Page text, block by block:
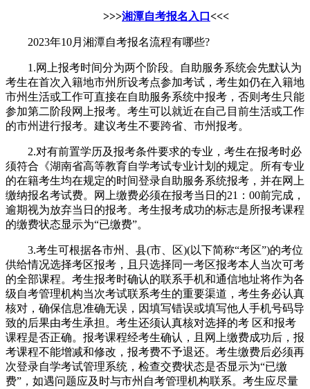
>>>湘潭自考报名入口 <<<
2023年10月湘潭自考报名流程有哪些?
1.网上报考时间分为两个阶段。自助服务系统会先默认为
考生在首次入籍地市州所设考点参加考试，考生如仍在入籍地
市州生活或工作可直接在自助服务系统中报考，否则考生只能
参加第二阶段网上报考。考生可以就近在自己目前生活或工作
的市州进行报考。建议考生不要跨省、市州报考。
2.对有前置学历及报考条件要求的专业，考生在报考时必
须符合《湖南省高等教育自学考试专业计划的规定。所有专业
的在籍考生均在规定的时间登录自助服务系统报考，并在网上
缴纳报名考试费。网上缴费必须在报考当日的21：00前完成，
逾期视为放弃当日的报考。考生报考成功的标志是所报考课程
的缴费状态显示为“已缴费”。
3.考生可根据各市州、县(市、区)(以下简称“考区”)的考位
供给情况选择考区报考，且只选择同一考区报考本人当次可考
的全部课程。考生报考时确认的联系手机和通信地址将作为各
级自考管理机构当次考试联系考生的重要渠道，考生务必认真
核对，确保信息准确无误，因填写错误或填写他人手机号码导
致的后果由考生承担。考生还须认真核对选择的考 区和报考
课程是否正确。报考课程经考生确认，且网上缴费成功后，报
考课程不能增减和修改，报考费不予退还。考生缴费后必须再
次登录自学考试管理系统，检查交费状态是否显示为“已缴
费”，如遇问题应及时与市州自考管理机构联系。考生应尽量